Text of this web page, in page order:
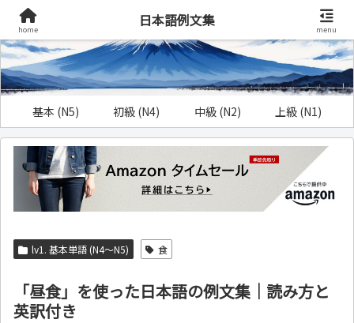
基本 (N5) 初級 (N4) 中級 (N2) 上級 (N1)
lv1. 基本単語 (N4～N5) 食
「昼食」を使った日本語の例文集｜読み方と
英訳付き
home
日本語例文集
menu